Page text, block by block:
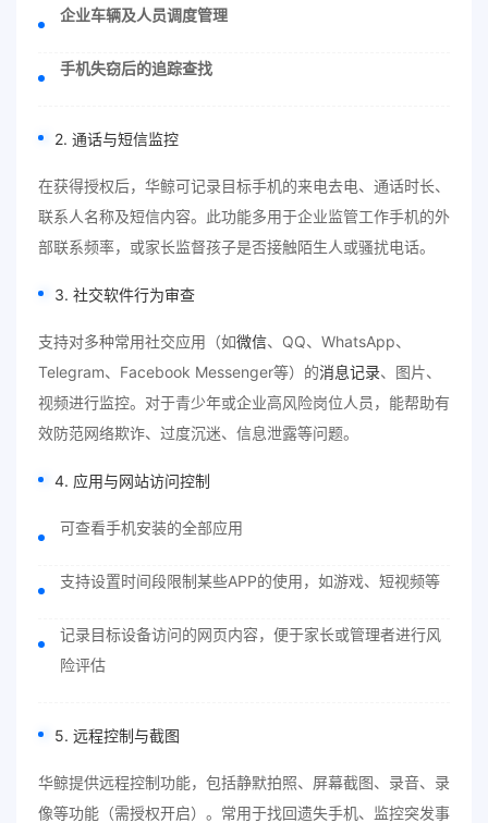
企业车辆及人员调度管理
手机失窃后的追踪查找
2. 通话与短信监控
在获得授权后，华鲸可记录目标手机的来电去电、通话时长、
联系人名称及短信内容。此功能多用于企业监管工作手机的外
部联系频率，或家长监督孩子是否接触陌生人或骚扰电话。
3. 社交软件行为审查
支持对多种常用社交应用（如微信、QQ、WhatsApp、
Telegram、Facebook Messenger等）的消息记录、图片、
视频进行监控。对于青少年或企业高风险岗位人员，能帮助有
效防范网络欺诈、过度沉迷、信息泄露等问题。
4. 应用与网站访问控制
可查看手机安装的全部应用
支持设置时间段限制某些APP的使用，如游戏、短视频等
记录目标设备访问的网页内容，便于家长或管理者进行风
险评估
5. 远程控制与截图
华鲸提供远程控制功能，包括静默拍照、屏幕截图、录音、录
像等功能（需授权开启）。常用于找回遗失手机、监控突发事